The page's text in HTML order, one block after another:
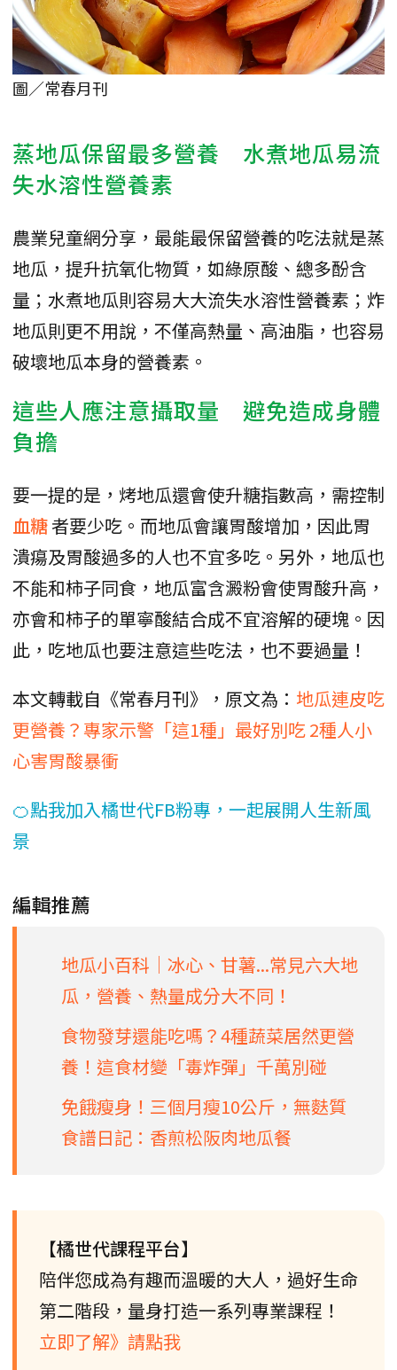
圖／常春月刊
蒸地瓜保留最多營養 水煮地瓜易流
失水溶性營養素
農業兒童網分享，最能最保留營養的吃法就是蒸
地瓜，提升抗氧化物質，如綠原酸、總多酚含
量；水煮地瓜則容易大大流失水溶性營養素；炸
地瓜則更不用說，不僅高熱量、高油脂，也容易
破壞地瓜本身的營養素。
這些人應注意攝取量 避免造成身體
負擔
要一提的是，烤地瓜還會使升糖指數高，需控制
血糖者要少吃。而地瓜會讓胃酸增加，因此胃
潰瘍及胃酸過多的人也不宜多吃。另外，地瓜也
不能和柿子同食，地瓜富含澱粉會使胃酸升高，
亦會和柿子的單寧酸結合成不宜溶解的硬塊。因
此，吃地瓜也要注意這些吃法，也不要過量！
本文轉載自《常春月刊》，原文為： 地瓜連皮吃
更營養？專家示警「這1種」最好別吃 2種人小
心害胃酸暴衝
🍊點我加入橘世代FB粉專，一起展開人生新風
景
編輯推薦
地瓜小百科│冰心、甘薯...常見六大地
瓜，營養、熱量成分大不同！
食物發芽還能吃嗎？4種蔬菜居然更營
養！這食材變「毒炸彈」千萬別碰
免餓瘦身！三個月瘦10公斤，無麩質
食譜日記：香煎松阪肉地瓜餐
【橘世代課程平台】
陪伴您成為有趣而溫暖的大人，過好生命
第二階段，量身打造一系列專業課程！
立即了解》請點我